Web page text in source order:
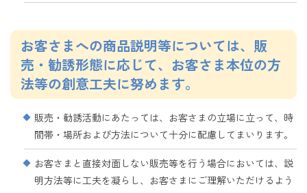
お客さまへの商品説明等については、販
売・勧誘形態に応じて、お客さま本位の方
法等の創意工夫に努めます。
販売・勧誘活動にあたっては、お客さまの立場に立って、時
間帯・場所および方法について十分に配慮してまいります。
お客さまと直接対面しない販売等を行う場合においては、説
明方法等に工夫を凝らし、お客さまにご理解いただけるよう